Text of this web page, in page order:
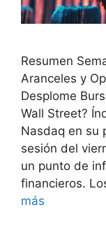
Resumen
Aranceles y
Desplome
Wall Street?
Nasdaq en su
sesión del
un punto de
financieros.
más